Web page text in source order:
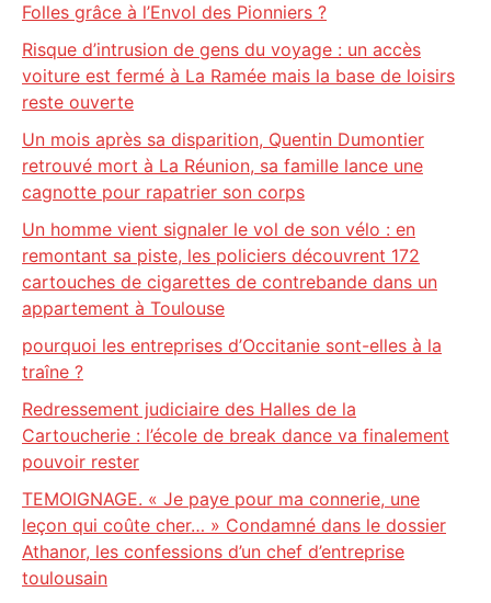
Folles grâce à l’Envol des Pionniers ?
Risque d’intrusion de gens du voyage : un accès
voiture est fermé à La Ramée mais la base de loisirs
reste ouverte
Un mois après sa disparition, Quentin Dumontier
retrouvé mort à La Réunion, sa famille lance une
cagnotte pour rapatrier son corps
Un homme vient signaler le vol de son vélo : en
remontant sa piste, les policiers découvrent 172
cartouches de cigarettes de contrebande dans un
appartement à Toulouse
pourquoi les entreprises d’Occitanie sont-elles à la
traîne ?
Redressement judiciaire des Halles de la
Cartoucherie : l’école de break dance va finalement
pouvoir rester
TEMOIGNAGE. « Je paye pour ma connerie, une
leçon qui coûte cher… » Condamné dans le dossier
Athanor, les confessions d’un chef d’entreprise
toulousain